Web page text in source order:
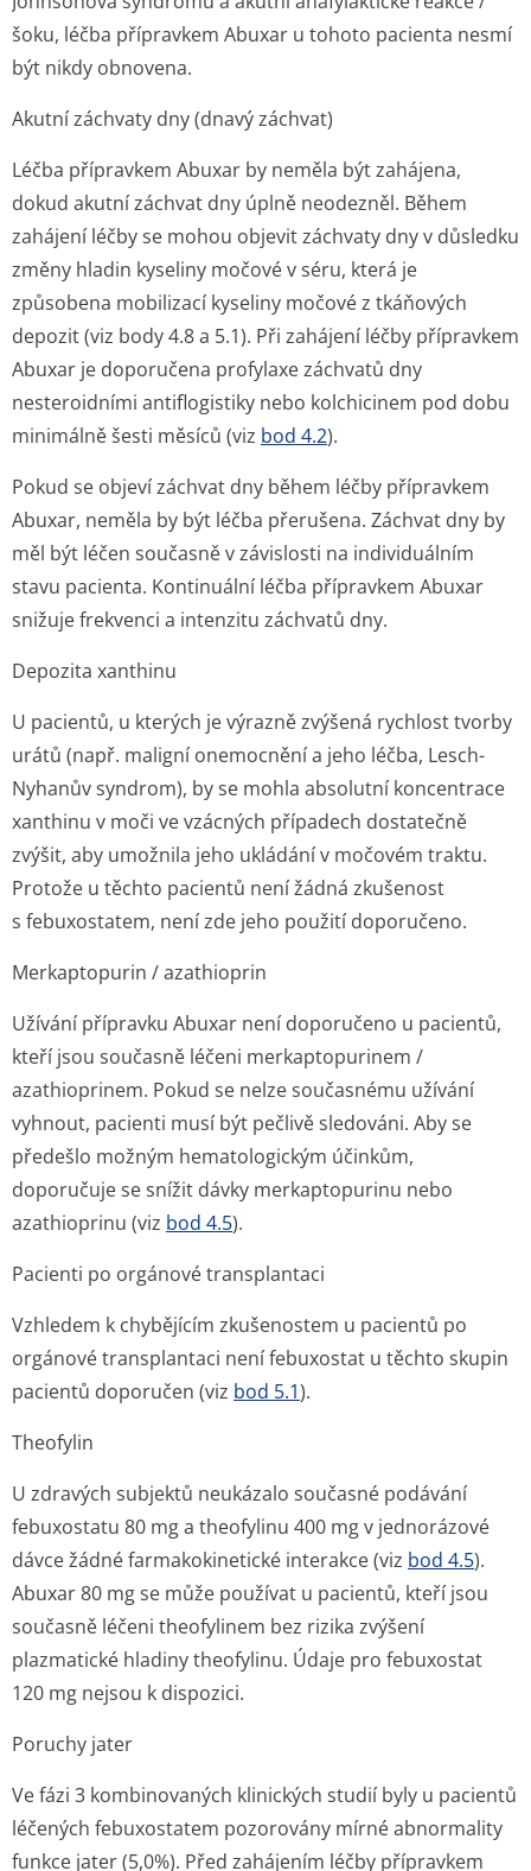
šoku, léčba přípravkem Abuxar u tohoto pacienta nesmí
být nikdy obnovena.
Akutní záchvaty dny (dnavý záchvat)
Léčba přípravkem Abuxar by neměla být zahájena,
dokud akutní záchvat dny úplně neodezněl. Během
zahájení léčby se mohou objevit záchvaty dny v důsledku
změny hladin kyseliny močové v séru, která je
způsobena mobilizací kyseliny močové z tkáňových
depozit (viz body 4.8 a 5.1). Při zahájení léčby přípravkem
Abuxar je doporučena profylaxe záchvatů dny
nesteroidními antiflogistiky nebo kolchicinem pod dobu
minimálně šesti měsíců (viz bod 4.2).
Pokud se objeví záchvat dny během léčby přípravkem
Abuxar, neměla by být léčba přerušena. Záchvat dny by
měl být léčen současně v závislosti na individuálním
stavu pacienta. Kontinuální léčba přípravkem Abuxar
snižuje frekvenci a intenzitu záchvatů dny.
Depozita xanthinu
U pacientů, u kterých je výrazně zvýšená rychlost tvorby
urátů (např. maligní onemocnění a jeho léčba, Lesch-
Nyhanův syndrom), by se mohla absolutní koncentrace
xanthinu v moči ve vzácných případech dostatečně
zvýšit, aby umožnila jeho ukládání v močovém traktu.
Protože u těchto pacientů není žádná zkušenost
s febuxostatem, není zde jeho použití doporučeno.
Merkaptopurin / azathioprin
Užívání přípravku Abuxar není doporučeno u pacientů,
kteří jsou současně léčeni merkaptopurinem /
azathioprinem. Pokud se nelze současnému užívání
vyhnout, pacienti musí být pečlivě sledováni. Aby se
předešlo možným hematologickým účinkům,
doporučuje se snížit dávky merkaptopurinu nebo
azathioprinu (viz bod 4.5).
Pacienti po orgánové transplantaci
Vzhledem k chybějícím zkušenostem u pacientů po
orgánové transplantaci není febuxostat u těchto skupin
pacientů doporučen (viz bod 5.1).
Theofylin
U zdravých subjektů neukázalo současné podávání
febuxostatu 80 mg a theofylinu 400 mg v jednorázové
dávce žádné farmakokinetické interakce (viz bod 4.5).
Abuxar 80 mg se může používat u pacientů, kteří jsou
současně léčeni theofylinem bez rizika zvýšení
plazmatické hladiny theofylinu. Údaje pro febuxostat
120 mg nejsou k dispozici.
Poruchy jater
Ve fázi 3 kombinovaných klinických studií byly u pacientů
léčených febuxostatem pozorovány mírné abnormality
funkce jater (5,0%). Před zahájením léčby přípravkem